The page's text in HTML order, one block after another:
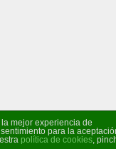
mejor experiencia de
para la
política de cookies,